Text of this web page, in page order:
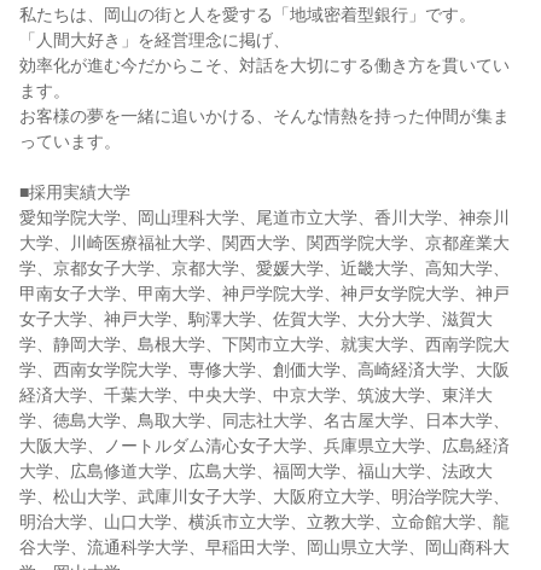
私たちは、岡山の街と人を愛する「地域密着型銀行」です。
「人間大好き」を経営理念に掲げ、
効率化が進む今だからこそ、対話を大切にする働き方を貫いてい
ます。
お客様の夢を一緒に追いかける、そんな情熱を持った仲間が集ま
っています。
■採用実績大学
愛知学院大学、岡山理科大学、尾道市立大学、香川大学、神奈川
大学、川崎医療福祉大学、関西大学、関西学院大学、京都産業大
学、京都女子大学、京都大学、愛媛大学、近畿大学、高知大学、
甲南女子大学、甲南大学、神戸学院大学、神戸女学院大学、神戸
女子大学、神戸大学、駒澤大学、佐賀大学、大分大学、滋賀大
学、静岡大学、島根大学、下関市立大学、就実大学、西南学院大
学、西南女学院大学、専修大学、創価大学、高崎経済大学、大阪
経済大学、千葉大学、中央大学、中京大学、筑波大学、東洋大
学、徳島大学、鳥取大学、同志社大学、名古屋大学、日本大学、
大阪大学、ノートルダム清心女子大学、兵庫県立大学、広島経済
大学、広島修道大学、広島大学、福岡大学、福山大学、法政大
学、松山大学、武庫川女子大学、大阪府立大学、明治学院大学、
明治大学、山口大学、横浜市立大学、立教大学、立命館大学、龍
谷大学、流通科学大学、早稲田大学、岡山県立大学、岡山商科大